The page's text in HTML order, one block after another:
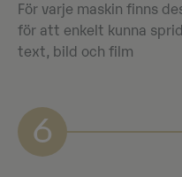
För varje maskin finns
för att enkelt kunna
text, bild och film
6